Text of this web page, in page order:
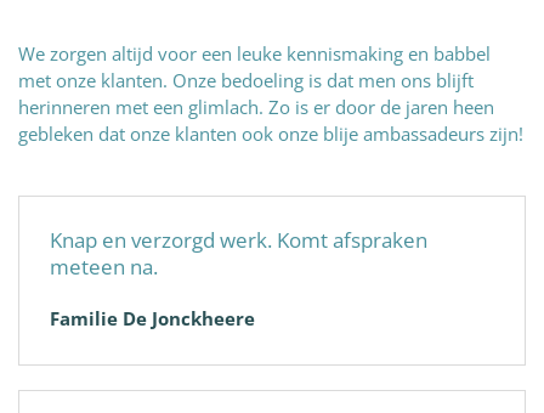
We zorgen altijd voor een leuke kennismaking en babbel
met onze klanten. Onze bedoeling is dat men ons blijft
herinneren met een glimlach. Zo is er door de jaren heen
gebleken dat onze klanten ook onze blije ambassadeurs zijn!
Knap en verzorgd werk. Komt afspraken
meteen na.
Familie De Jonckheere